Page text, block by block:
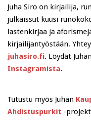
Juha Siro on kirjailija,
julkaissut kuusi
lastenkirjaa ja
kirjailijantyöstään.
juhasiro.fi. Löydät
Instagramista.
Tutustu myös Juhan
Ahdistuspurkit -